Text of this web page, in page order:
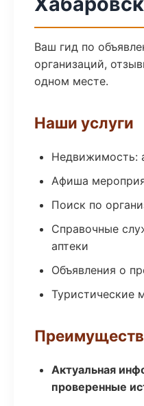
Ваш гид по
организаций,
одном месте.
Наши услуги
Недвижимость:
Афиша
Поиск по
Справочные
аптеки
Объявления о
Туристические
Актуальная
проверенные